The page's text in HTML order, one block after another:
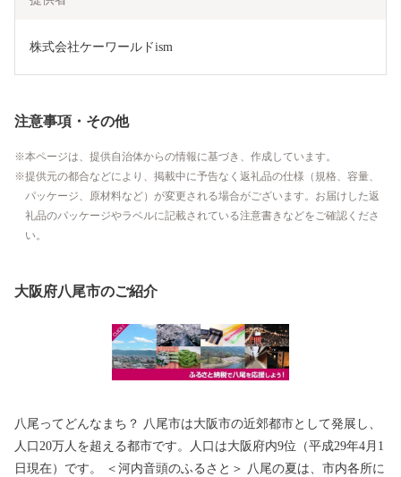
株式会社ケーワールドism
注意事項・その他
本ページは、提供自治体からの情報に基づき、作成しています。
提供元の都合などにより、掲載中に予告なく返礼品の仕様（規格、容量、
パッケージ、原材料など）が変更される場合がございます。お届けした返
礼品のパッケージやラベルに記載されている注意書きなどをご確認くださ
い。
大阪府八尾市のご紹介
八尾ってどんなまち？ 八尾市は大阪市の近郊都市として発展し、
人口20万人を超える都市です。人口は大阪府内9位（平成29年4月1
日現在）です。 ＜河内音頭のふるさと＞ 八尾の夏は、市内各所に